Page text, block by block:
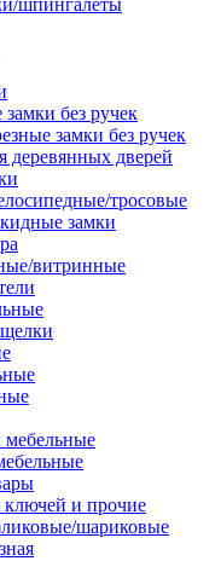
шпингалеты
без ручек
замки без ручек
деревянных дверей
тросовые
замки
витринные
ключей и прочие
шариковые